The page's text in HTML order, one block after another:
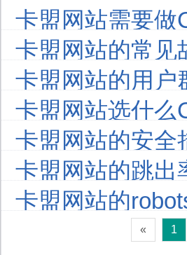
卡盟网站需要做
卡盟网站的常见
卡盟网站的用户
卡盟网站选什么
卡盟网站的安全
卡盟网站的跳出
卡盟网站的
« 1